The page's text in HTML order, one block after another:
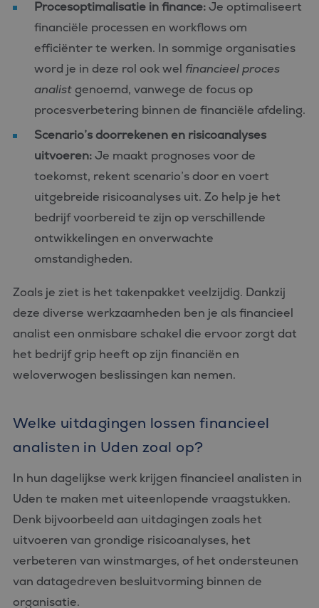
Procesoptimalisatie in finance:Je optimaliseert
financiële processen en workflows om
efficiënter te werken. In sommige organisaties
word je in deze rol ook wel financieel proces
analistgenoemd, vanwege de focus op
procesverbetering binnen de financiële afdeling.
Scenario’s doorrekenen en risicoanalyses
uitvoeren:Je maakt prognoses voor de
toekomst, rekent scenario’s door en voert
uitgebreide risicoanalyses uit. Zo help je het
bedrijf voorbereid te zijn op verschillende
ontwikkelingen en onverwachte
omstandigheden.
Zoals je ziet is het takenpakket veelzijdig. Dankzij
deze diverse werkzaamheden ben je als financieel
analist een onmisbare schakel die ervoor zorgt dat
het bedrijf grip heeft op zijn financiën en
weloverwogen beslissingen kan nemen.
Welke uitdagingen lossen financieel
analisten in Uden zoal op?
In hun dagelijkse werk krijgen financieel analisten in
Uden te maken met uiteenlopende vraagstukken.
Denk bijvoorbeeld aan uitdagingen zoals het
uitvoeren van grondige risicoanalyses, het
verbeteren van winstmarges, of het ondersteunen
van datagedreven besluitvorming binnen de
organisatie.